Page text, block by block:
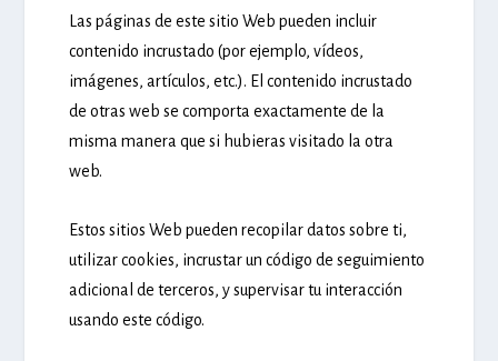
Las páginas de este sitio Web pueden incluir
contenido incrustado (por ejemplo, vídeos,
imágenes, artículos, etc.). El contenido incrustado
de otras web se comporta exactamente de la
misma manera que si hubieras visitado la otra
web.
Estos sitios Web pueden recopilar datos sobre ti,
utilizar cookies, incrustar un código de seguimiento
adicional de terceros, y supervisar tu interacción
usando este código.